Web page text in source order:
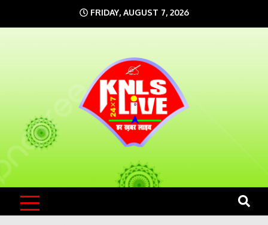
to
FRIDAY, AUGUST 7, 2026
KNLS LIVE
India`s No.1 News Portal